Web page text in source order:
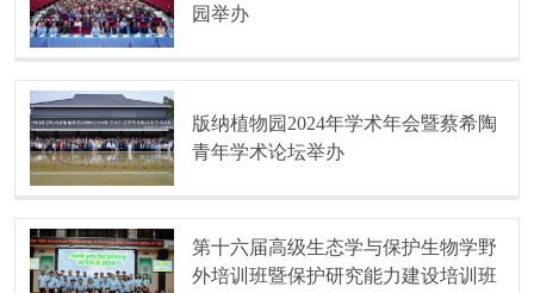
园举办
版纳植物园2024年学术年会暨蔡希陶
青年学术论坛举办
第十六届高级生态学与保护生物学野
外培训班暨保护研究能力建设培训班